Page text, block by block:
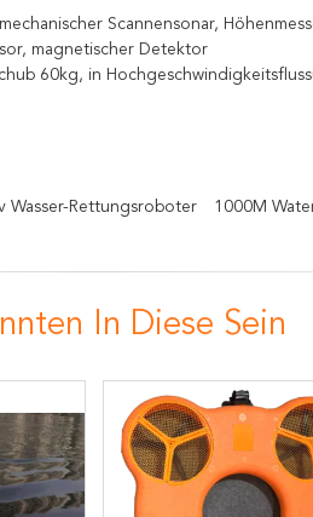
Scannensonar,
magnetischer Detektor
60kg, in
Wasser-Rettungsroboter 1000M
In Diese Sein